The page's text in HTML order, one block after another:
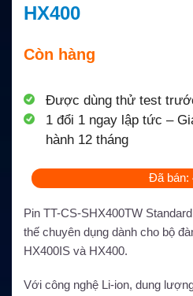
HX400
Còn hàng
Được dùng thử test
1 đổi 1 ngay lập tức –
hành 12 tháng
Đã bán:
Pin TT-CS-SHX400TW
thế chuyên dụng dành cho bộ
HX400IS và HX400.
Với công nghệ Li-ion, dung